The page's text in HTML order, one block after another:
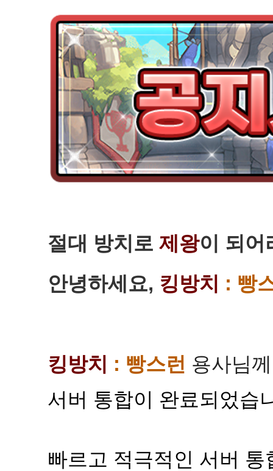
절대 방치로제왕이 되어
안녕하세요, 킹방치 : 빵
킹방치 : 빵스런 용사님
서버 통합이 완료되었습
빠르고 적극적인 서버 통